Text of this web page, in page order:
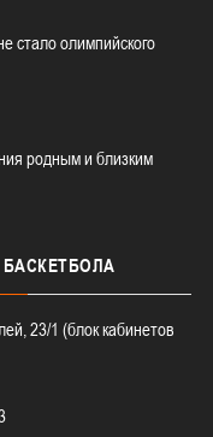
стало олимпийского
родным и близким
23/1 (блок кабинетов